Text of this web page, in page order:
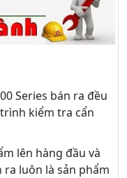
Series bán ra đều
kiểm tra cẩn
lên hàng đầu và
luôn là sản phẩm